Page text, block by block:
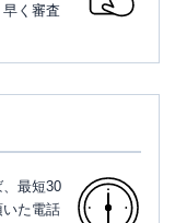
く審査
最短30
た電話